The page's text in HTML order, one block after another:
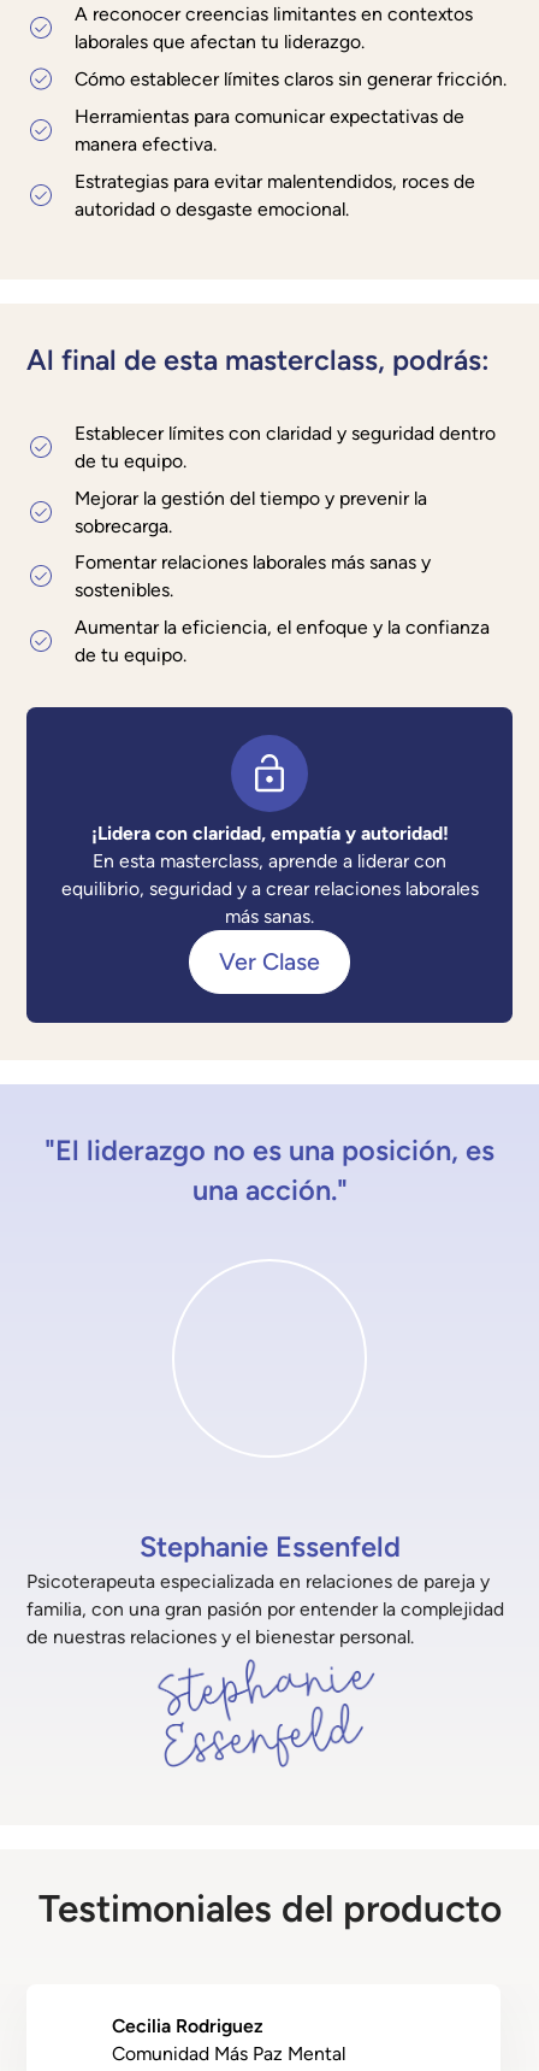
A reconocer creencias limitantes en contextos
laborales que afectan tu liderazgo.
Cómo establecer límites claros sin generar fricción.
Herramientas para comunicar expectativas de
manera efectiva.
Estrategias para evitar malentendidos, roces de
autoridad o desgaste emocional.
Al final de esta masterclass, podrás:
Establecer límites con claridad y seguridad dentro
de tu equipo.
Mejorar la gestión del tiempo y prevenir la
sobrecarga.
Fomentar relaciones laborales más sanas y
sostenibles.
Aumentar la eficiencia, el enfoque y la confianza
de tu equipo.
¡Lidera con claridad, empatía y autoridad!
En esta masterclass, aprende a liderar con
equilibrio, seguridad y a crear relaciones laborales
más sanas.
Ver Clase
"El liderazgo no es una posición, es
una acción."
Stephanie Essenfeld
Psicoterapeuta especializada en relaciones de pareja y
familia, con una gran pasión por entender la complejidad
de nuestras relaciones y el bienestar personal.
Testimoniales del producto
Cecilia Rodriguez
Comunidad Más Paz Mental